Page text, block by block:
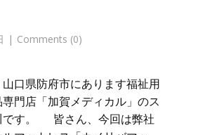
Comments (0)
口県防府市にあります福祉用
門店「加賀メディカル」のス
です。 皆さん、今回は弊社